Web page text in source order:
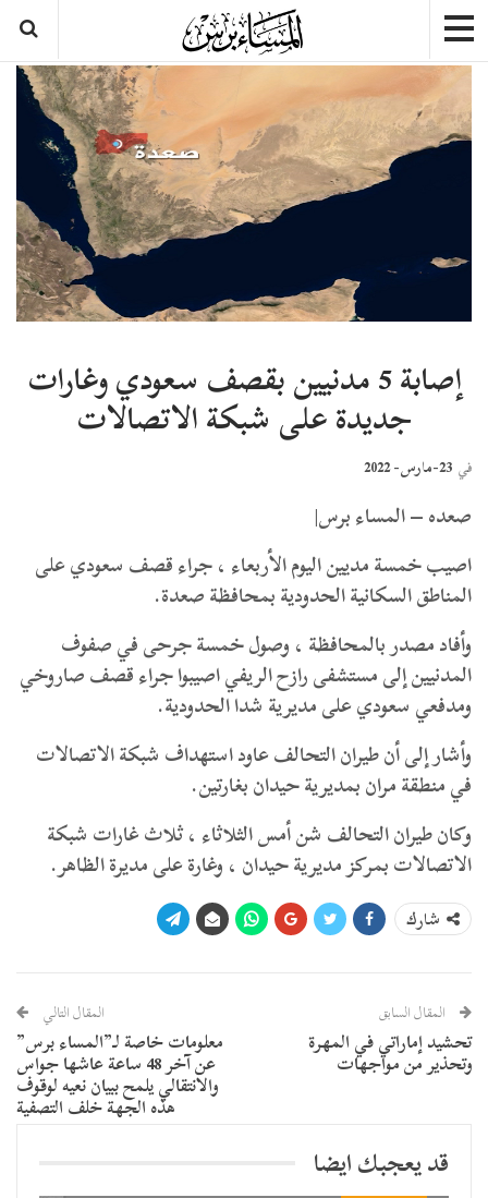
إصابة 5 مدنيين بقصف سعودي وغارات
جديدة على شبكة الاتصالات
في 23-مارس- 2022
صعده – المساء برس|
اصيب خمسة مديين اليوم الأربعاء ، جراء قصف سعودي على
المناطق السكانية الحدودية بمحافظة صعدة.
وأفاد مصدر بالمحافظة ، وصول خمسة جرحى في صفوف
المدنيين إلى مستشفى رازح الريفي اصيبوا جراء قصف صاروخي
ومدفعي سعودي على مديرية شدا الحدودية.
وأشار إلى أن طيران التحالف عاود استهداف شبكة الاتصالات
في منطقة مران بمديرية حيدان بغارتين.
وكان طيران التحالف شن أمس الثلاثاء ، ثلاث غارات شبكة
الاتصالات بمركز مديرية حيدان ، وغارة على مديرة الظاهر.
شارك
المقال السابق
تحشيد إماراتي في المهرة
وتحذير من مواجهات
المقال التالي
معلومات خاصة لـ”المساء برس”
عن آخر 48 ساعة عاشها جواس
والانتقالي يلمح ببيان نعيه لوقوف
هذه الجهة خلف التصفية
قد يعجبك ايضا